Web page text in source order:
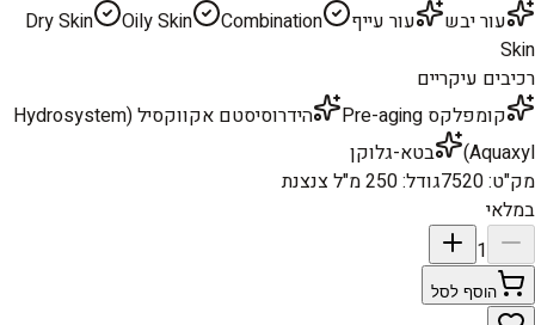
עור יבש
עור עייף Dry Skin Oily Skin
Combination
Skin
רכיבים עיקריים
קומפלקס Pre-aging
הידרוסיסטם אקווקסיל (Hydrosystem
Aquaxyl)
בטא-גלוקן
מק"ט:
7520גודל:250 מ"ל צנצנת
במלאי
1
הוסף לסל